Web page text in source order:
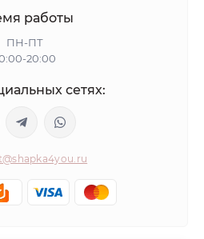
работы
ПН-ПТ
20:00
сетях: